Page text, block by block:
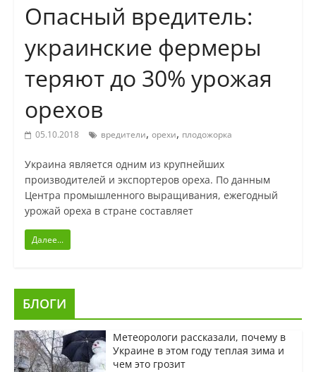
Опасный вредитель:
украинские фермеры
теряют до 30% урожая
орехов
05.10.2018 вредители, орехи, плодожорка
Украина является одним из крупнейших
производителей и экспортеров ореха. По данным
Центра промышленного выращивания, ежегодный
урожай ореха в стране составляет
Далее...
БЛОГИ
Метеорологи рассказали, почему в
Украине в этом году теплая зима и
чем это грозит